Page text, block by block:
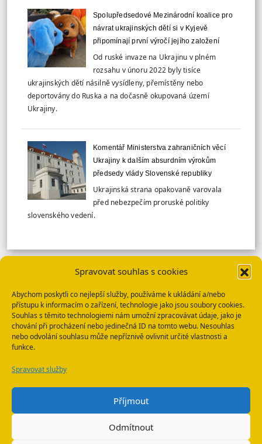
Spravovat souhlas s cookies
Abychom poskytli co nejlepší služby, používáme k ukládání a/nebo
přístupu k informacím o zařízení, technologie jako jsou soubory cookies.
Souhlas s těmito technologiemi nám umožní zpracovávat údaje, jako je
chování při procházení nebo jedinečná ID na tomto webu. Nesouhlas
nebo odvolání souhlasu může nepříznivě ovlivnit určité vlastnosti a
funkce.
Spravovat služby
Příjmout
Odmítnout
Spolupředsedové Mezinárodní koalice pro
návrat ukrajinských dětí si v Kyjevě
připomínají první výročí jejího založení
Od ruské invaze na Ukrajinu v plném
rozsahu v únoru 2022 byly tisíce
ukrajinských dětí násilně vysídleny, přemístěny nebo
deportovány do Ruska a na dočasně okupovaná území
Ukrajiny.
Komentář Ministerstva zahraničních věcí
Ukrajiny k dalším absurdním výrokům
předsedy vlády Slovenské republiky
Ukrajinská strana opakovaně varovala
před nebezpečím proruské politiky
slovenského vedení.
VÍCE TISKOVÝCH ZPRÁV
SBU: HLEDANÉ OSOBY
WhatsApp
E-mail